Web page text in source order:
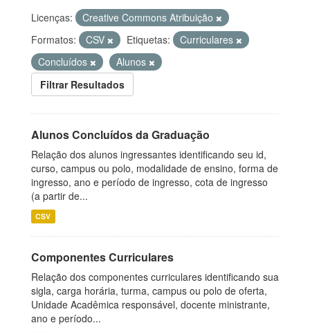
Licenças:
Creative Commons Atribuição
Formatos:
CSV Etiquetas:
Curriculares
Concluídos
Alunos
Filtrar Resultados
Alunos Concluídos da Graduação
Relação dos alunos ingressantes identificando seu id,
curso, campus ou polo, modalidade de ensino, forma de
ingresso, ano e período de ingresso, cota de ingresso
(a partir de...
CSV
Componentes Curriculares
Relação dos componentes curriculares identificando sua
sigla, carga horária, turma, campus ou polo de oferta,
Unidade Acadêmica responsável, docente ministrante,
ano e período...